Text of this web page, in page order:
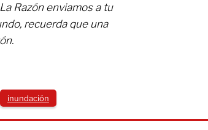
Razón enviamos a tu
recuerda que una
inundación